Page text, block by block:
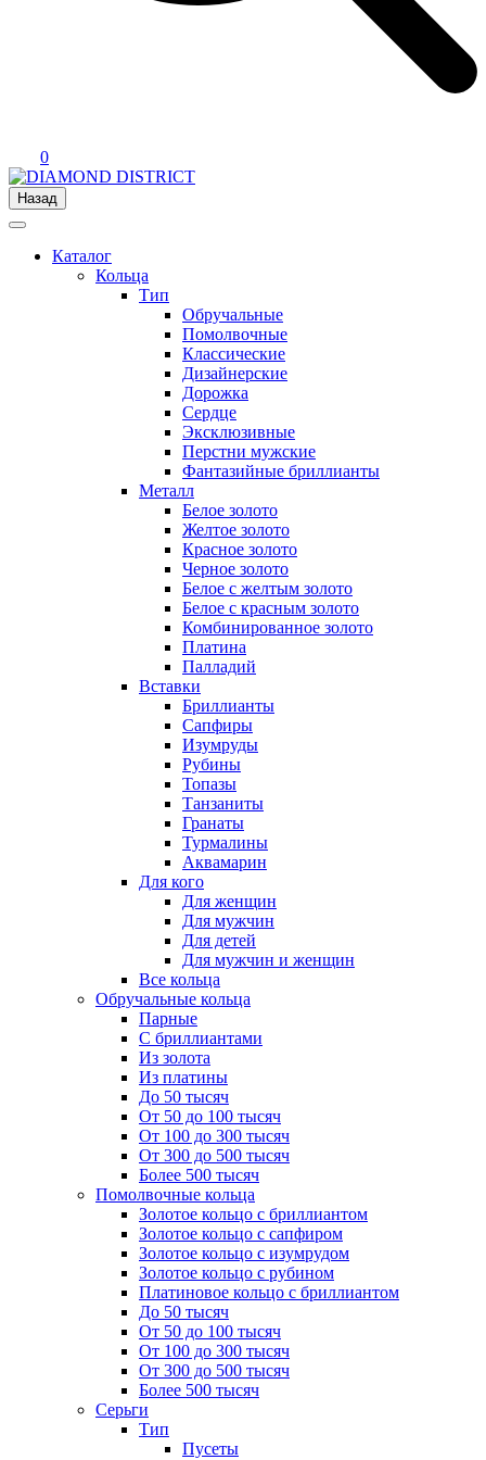
0
Назад
Каталог
Кольца
Тип
Обручальные
Помолвочные
Классические
Дизайнерские
Дорожка
Сердце
Эксклюзивные
Перстни мужские
Фантазийные бриллианты
Металл
Белое золото
Желтое золото
Красное золото
Черное золото
Белое с желтым золото
Белое с красным золото
Комбинированное золото
Платина
Палладий
Вставки
Бриллианты
Сапфиры
Изумруды
Рубины
Топазы
Танзаниты
Гранаты
Турмалины
Аквамарин
Для кого
Для женщин
Для мужчин
Для детей
Для мужчин и женщин
Все кольца
Обручальные кольца
Парные
С бриллиантами
Из золота
Из платины
До 50 тысяч
От 50 до 100 тысяч
От 100 до 300 тысяч
От 300 до 500 тысяч
Более 500 тысяч
Помолвочные кольца
Золотое кольцо с бриллиантом
Золотое кольцо с сапфиром
Золотое кольцо с изумрудом
Золотое кольцо с рубином
Платиновое кольцо с бриллиантом
До 50 тысяч
От 50 до 100 тысяч
От 100 до 300 тысяч
От 300 до 500 тысяч
Более 500 тысяч
Серьги
Тип
Пусеты